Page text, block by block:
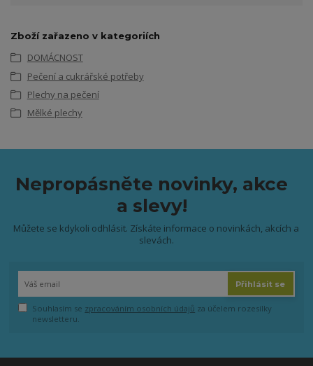
Zboží zařazeno v kategoriích
DOMÁCNOST
Pečení a cukrářské potřeby
Plechy na pečení
Mělké plechy
Nepropásněte novinky, akce
a slevy!
Můžete se kdykoli odhlásit. Získáte informace o novinkách, akcích a
slevách.
Přihlásit se
Souhlasím se zpracováním osobních údajů za účelem rozesílky
newsletteru.